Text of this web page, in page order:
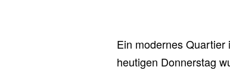
Ein modernes
heutigen Donnerstag